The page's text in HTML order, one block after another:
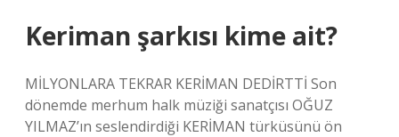
Keriman şarkısı kime ait?
MİLYONLARA TEKRAR KERİMAN DEDİRTTİ Son
dönemde merhum halk müziği sanatçısı OĞUZ
YILMAZ’ın seslendirdiği KERİMAN türküsünü ön